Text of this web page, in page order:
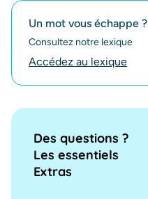
Un mot vous échappe ?
Consultez notre lexique
Accédez au lexique
Des questions ?
Les essentiels
Extras